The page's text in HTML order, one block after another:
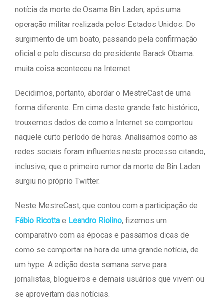
notícia da morte de Osama Bin Laden, após uma
operação militar realizada pelos Estados Unidos. Do
surgimento de um boato, passando pela confirmação
oficial e pelo discurso do presidente Barack Obama,
muita coisa aconteceu na Internet.
Decidimos, portanto, abordar o MestreCast de uma
forma diferente. Em cima deste grande fato histórico,
trouxemos dados de como a Internet se comportou
naquele curto período de horas. Analisamos como as
redes sociais foram influentes neste processo citando,
inclusive, que o primeiro rumor da morte de Bin Laden
surgiu no próprio Twitter.
Neste MestreCast, que contou com a participação de
Fábio Ricotta e Leandro Riolino, fizemos um
comparativo com as épocas e passamos dicas de
como se comportar na hora de uma grande notícia, de
um hype. A edição desta semana serve para
jornalistas, blogueiros e demais usuários que vivem ou
se aproveitam das notícias.